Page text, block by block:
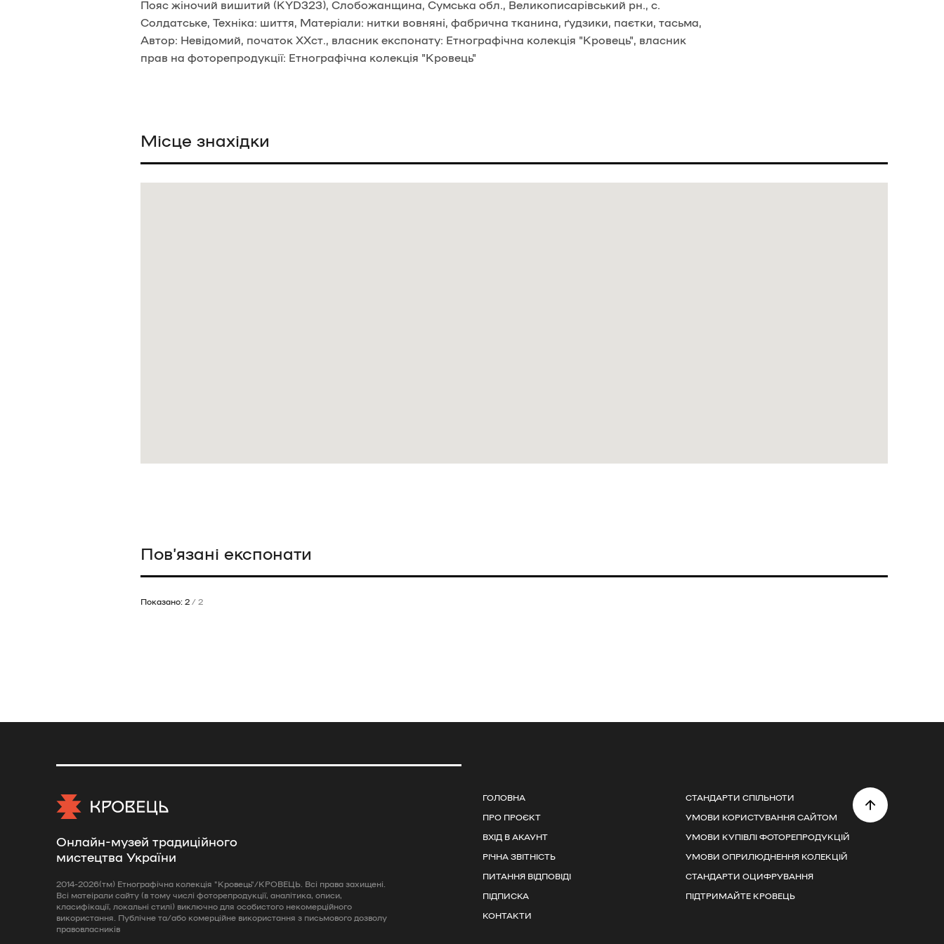
Пояс жіночий вишитий (KYD323), Слобожанщина, Сумська обл., Великописарівський рн., с.
Солдатське, Техніка: шиття, Матеріали: нитки вовняні, фабрична тканина, ґудзики, паєтки, тасьма,
Автор: Невідомий, початок ХХст., власник експонату: Етнографічна колекція "Кровець", власник
прав на фоторепродукції: Етнографічна колекція "Кровець"
Місце знахідки
Пов’язані експонати
Показано: 2 / 2
Онлайн-музей традиційного
мистецтва України
2014-2026(тм) Етнографічна колекція "Кровець"/КРОВЕЦЬ. Всі права захищені.
Всі матеірали сайту (в тому числі фоторепродукції, аналітика, описи,
класифікації, локальні стилі) виключно для особистого некомерційного
використання. Публічне та/або комерційне використання з письмового дозволу
правовласників
ГОЛОВНА
СТАНДАРТИ СПІЛЬНОТИ
ПРО ПРОЄКТ
УМОВИ КОРИСТУВАННЯ САЙТОМ
ВХІД В АКАУНТ
УМОВИ КУПІВЛІ ФОТОРЕПРОДУКЦІЙ
РІЧНА ЗВІТНІСТЬ
УМОВИ ОПРИЛЮДНЕННЯ КОЛЕКЦІЙ
ПИТАННЯ ВІДПОВІДІ
СТАНДАРТИ ОЦИФРУВАННЯ
ПІДПИСКА
ПІДТРИМАЙТЕ КРОВЕЦЬ
КОНТАКТИ